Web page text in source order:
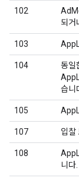
102
되거
103
104
동일
습니
105
107 입찰
108
니다.